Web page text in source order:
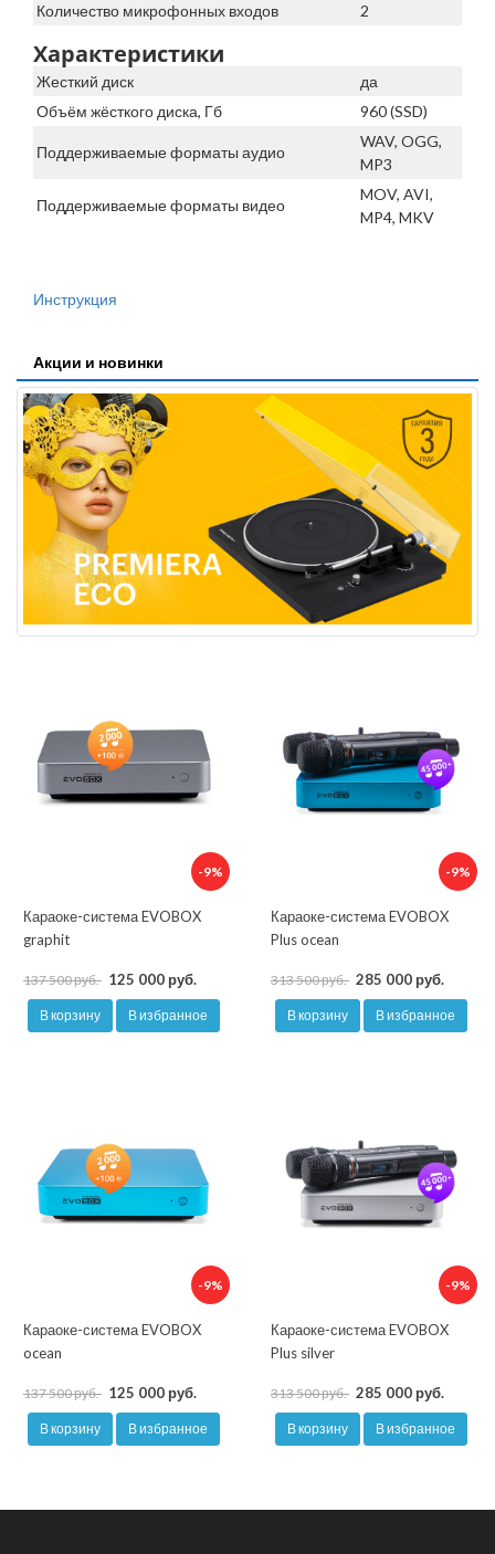
Количество микрофонных входов 2
Характеристики
Жесткий диск
да
Объём жёсткого диска, Гб
960 (SSD)
Поддерживаемые форматы аудио
WAV, OGG,
MP3
Поддерживаемые форматы видео
MOV, AVI,
MP4, MKV
Инструкция
Акции и новинки
-9%
Караоке-система EVOBOX
graphit
137 500 руб. 125 000 руб.
В корзину В избранное
-9%
Караоке-система EVOBOX
Plus ocean
313 500 руб. 285 000 руб.
В корзину В избранное
-9%
Караоке-система EVOBOX
ocean
137 500 руб. 125 000 руб.
В корзину В избранное
-9%
Караоке-система EVOBOX
Plus silver
313 500 руб. 285 000 руб.
В корзину В избранное